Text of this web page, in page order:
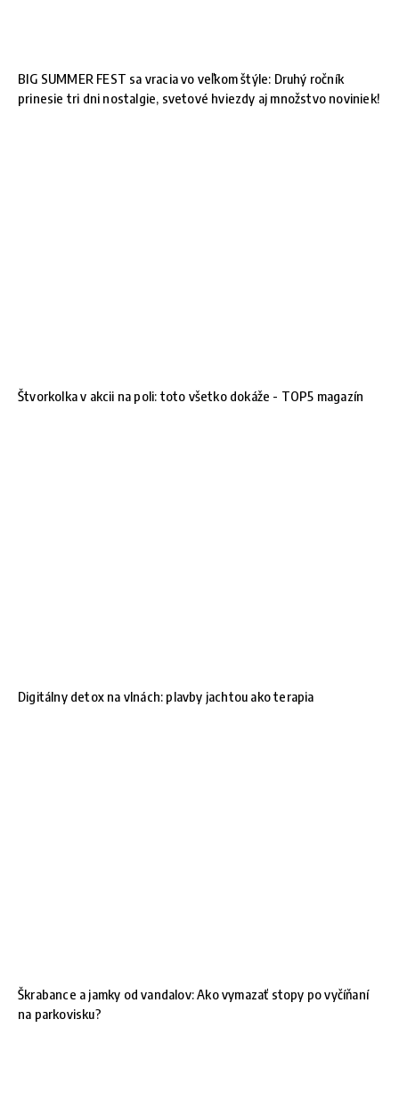
BIG SUMMER FEST sa vracia vo veľkom štýle: Druhý ročník
prinesie tri dni nostalgie, svetové hviezdy aj množstvo noviniek!
Štvorkolka v akcii na poli: toto všetko dokáže - TOP5 magazín
Digitálny detox na vlnách: plavby jachtou ako terapia
Škrabance a jamky od vandalov: Ako vymazať stopy po vyčíňaní
na parkovisku?